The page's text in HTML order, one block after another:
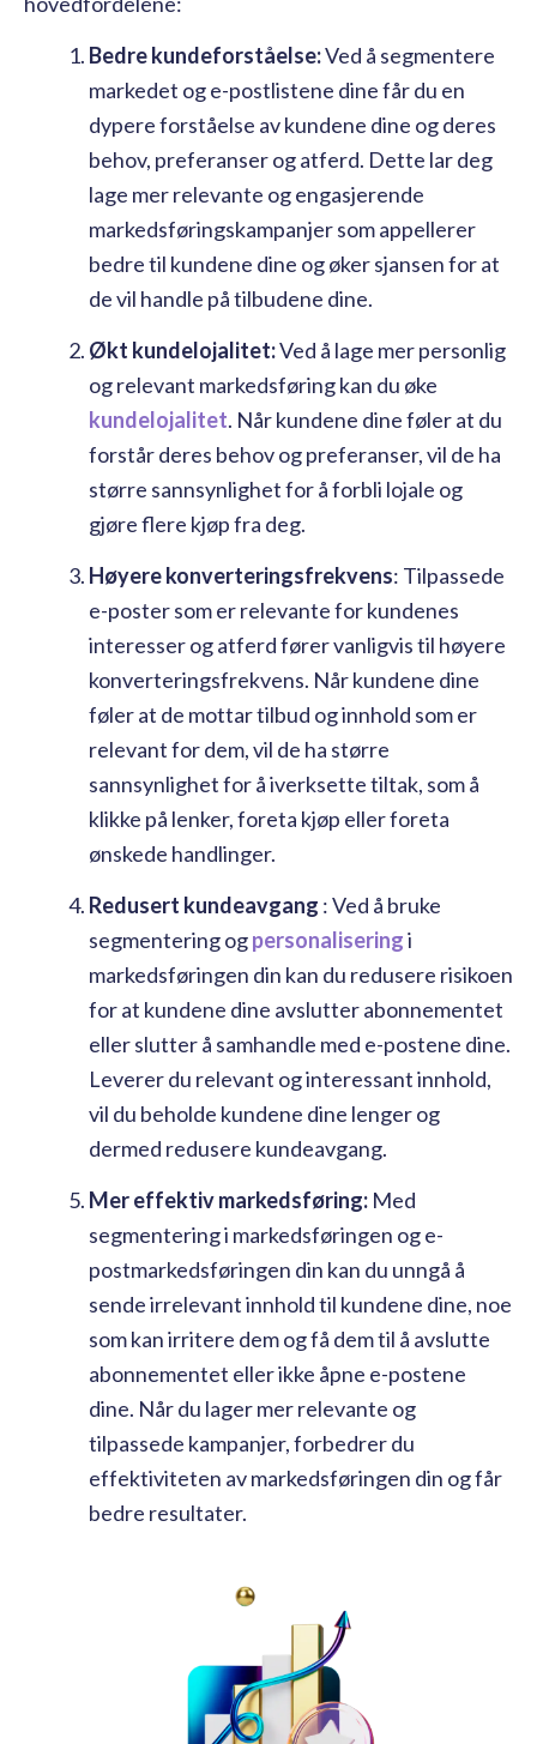
Bedre kundeforståelse:Ved å segmentere
markedet og e-postlistene dine får du en
dypere forståelse av kundene dine og deres
behov, preferanser og atferd. Dette lar deg
lage mer relevante og engasjerende
markedsføringskampanjer som appellerer
bedre til kundene dine og øker sjansen for at
de vil handle på tilbudene dine.
Økt kundelojalitet:Ved å lage mer personlig
og relevant markedsføring kan du øke
kundelojalitet. Når kundene dine føler at du
forstår deres behov og preferanser, vil de ha
større sannsynlighet for å forbli lojale og
gjøre flere kjøp fra deg.
Høyere konverteringsfrekvens: Tilpassede
e-poster som er relevante for kundenes
interesser og atferd fører vanligvis til høyere
konverteringsfrekvens. Når kundene dine
føler at de mottar tilbud og innhold som er
relevant for dem, vil de ha større
sannsynlighet for å iverksette tiltak, som å
klikke på lenker, foreta kjøp eller foreta
ønskede handlinger.
Redusert kundeavgang : Ved å bruke
segmentering ogpersonaliseringi
markedsføringen din kan du redusere risikoen
for at kundene dine avslutter abonnementet
eller slutter å samhandle med e-postene dine.
Leverer du relevant og interessant innhold,
vil du beholde kundene dine lenger og
dermed redusere kundeavgang.
Mer effektiv markedsføring: Med
segmentering i markedsføringen og e-
postmarkedsføringen din kan du unngå å
sende irrelevant innhold til kundene dine, noe
som kan irritere dem og få dem til å avslutte
abonnementet eller ikke åpne e-postene
dine. Når du lager mer relevante og
tilpassede kampanjer, forbedrer du
effektiviteten av markedsføringen din og får
bedre resultater.